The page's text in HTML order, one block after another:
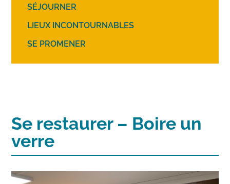
SÉJOURNER
LIEUX INCONTOURNABLES
SE PROMENER
Se restaurer – Boire un
verre